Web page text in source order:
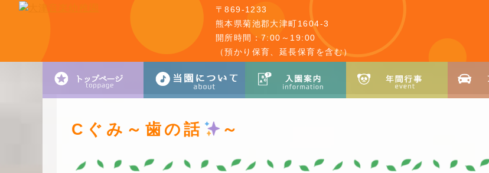
〒869-1233
熊本県菊池郡大津町1604-3
開所時間：7:00～19:00
（預かり保育、延長保育を含む）
Cぐみ～歯の話 ～